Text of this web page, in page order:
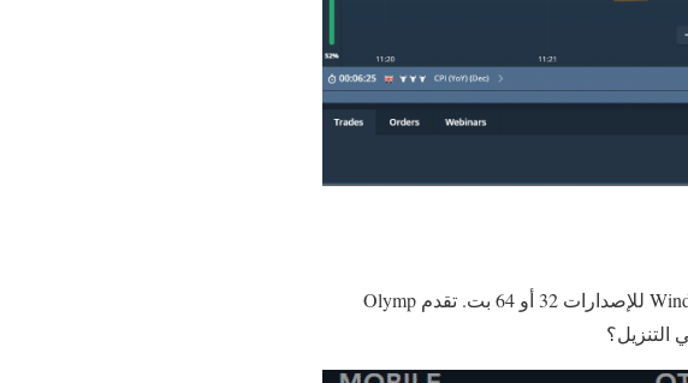
يتوفر أحدث إصدار من تطبيق Community Olymp Trade لنظام التشغيل Windows 10 للإصدارات 32 أو 64 بت. تقدم Olymp